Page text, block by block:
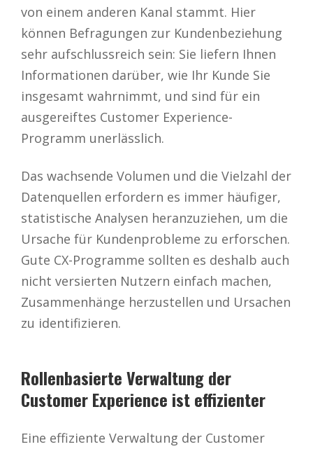
von einem anderen Kanal stammt. Hier
können Befragungen zur Kundenbeziehung
sehr aufschlussreich sein: Sie liefern Ihnen
Informationen darüber, wie Ihr Kunde Sie
insgesamt wahrnimmt, und sind für ein
ausgereiftes Customer Experience-
Programm unerlässlich.
Das wachsende Volumen und die Vielzahl der
Datenquellen erfordern es immer häufiger,
statistische Analysen heranzuziehen, um die
Ursache für Kundenprobleme zu erforschen.
Gute CX-Programme sollten es deshalb auch
nicht versierten Nutzern einfach machen,
Zusammenhänge herzustellen und Ursachen
zu identifizieren.
Rollenbasierte Verwaltung der
Customer Experience ist effizienter
Eine effiziente Verwaltung der Customer